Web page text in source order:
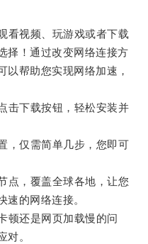
视频、玩游戏或者下载
择！通过改变网络连接方
以帮助您实现网络加速，
下载按钮，轻松安装并
仅需简单几步，您即可
，覆盖全球各地，让您
速的网络连接。
还是网页加载慢的问
对。